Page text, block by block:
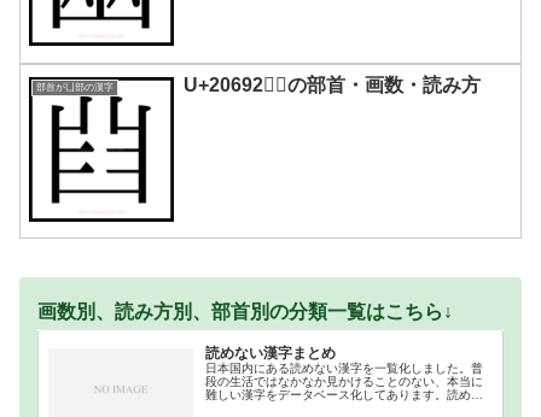
部首が凵部の漢字 U+20692｜𠚒の部首・画数・読み方
画数別、読み方別、部首別の分類一覧はこちら↓
読めない漢字まとめ
日本国内にある読めない漢字を一覧化しました。普
段の生活ではなかなか見かけることのない、本当に
難しい漢字をデータベース化してあります。読めな